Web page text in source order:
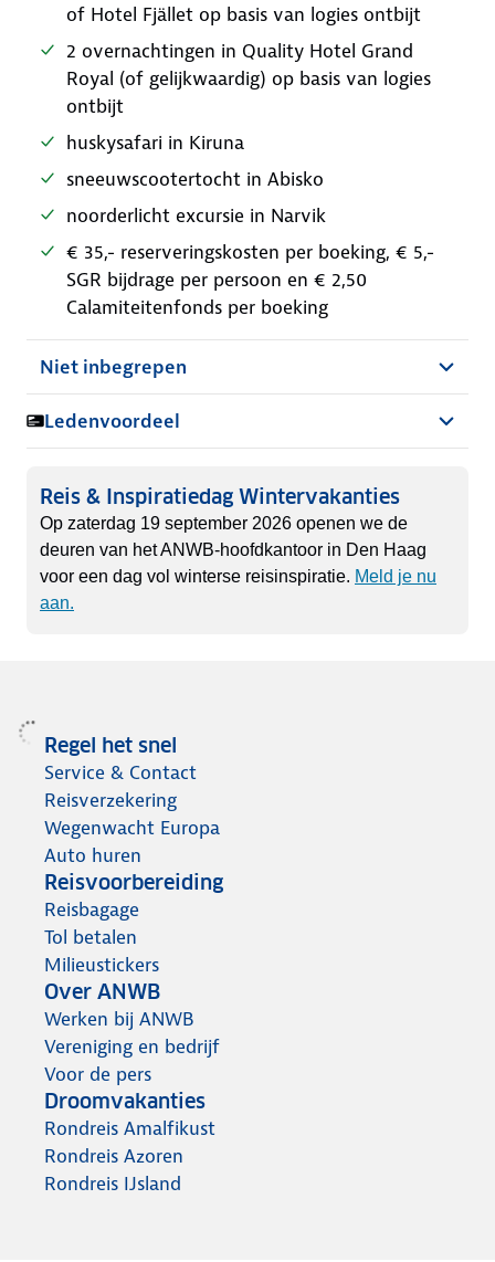
of Hotel Fjället op basis van logies ontbijt
2 overnachtingen in Quality Hotel Grand
Royal (of gelijkwaardig) op basis van logies
ontbijt
huskysafari in Kiruna
sneeuwscootertocht in Abisko
noorderlicht excursie in Narvik
€ 35,- reserveringskosten per boeking, € 5,-
SGR bijdrage per persoon en € 2,50
Calamiteitenfonds per boeking
Niet inbegrepen
Ledenvoordeel
Reis & Inspiratiedag Wintervakanties
Op zaterdag 19 september 2026 openen we de
deuren van het ANWB‑hoofdkantoor in Den Haag
voor een dag vol winterse reisinspiratie. Meld je nu
aan.
Regel het snel
Service & Contact
Reisverzekering
Wegenwacht Europa
Auto huren
Reisvoorbereiding
Reisbagage
Tol betalen
Milieustickers
Over ANWB
Werken bij ANWB
Vereniging en bedrijf
Voor de pers
Droomvakanties
Rondreis Amalfikust
Rondreis Azoren
Rondreis IJsland